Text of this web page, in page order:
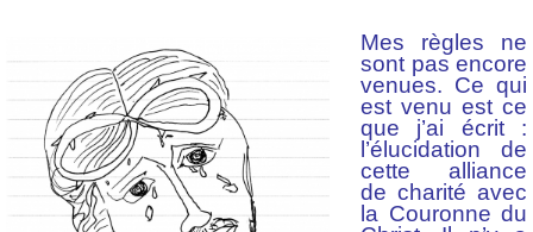
Mes règles ne
sont pas encore
venues. Ce qui
est venu est ce
que j’ai écrit :
l’élucidation de
cette alliance
de charité avec
la Couronne du